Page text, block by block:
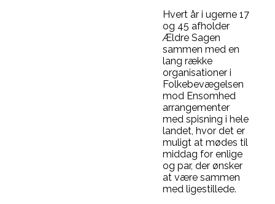
Hvert år i ugerne 17
og 45 afholder
Ældre Sagen
sammen med en
lang række
organisationer i
Folkebevægelsen
mod Ensomhed
arrangementer
med spisning i hele
landet, hvor det er
muligt at mødes til
middag for enlige
og par, der ønsker
at være sammen
med ligestillede.